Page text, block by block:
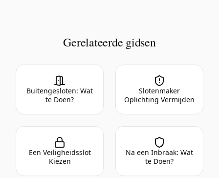
Gerelateerde gidsen
Buitengesloten: Wat
te Doen?
Slotenmaker
Oplichting Vermijden
Een Veiligheidsslot
Kiezen
Na een Inbraak: Wat
te Doen?